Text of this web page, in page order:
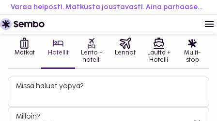
Varaa helposti. Matkusta joustavasti. Aina parhaaseen hintaan.
Matkat Hotellit
Lento +
hotelli
Lennot
Lautta +
Hotelli
Multi-
stop
Missä haluat yöpyä?
Milloin?